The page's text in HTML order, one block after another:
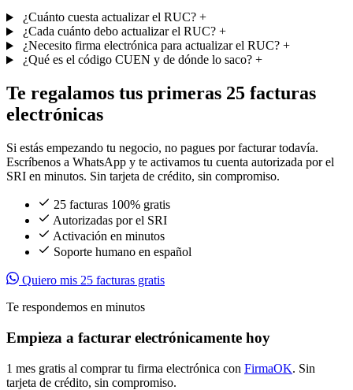
¿Cuánto cuesta actualizar el RUC? +
¿Cada cuánto debo actualizar el RUC? +
¿Necesito firma electrónica para actualizar el RUC? +
¿Qué es el código CUEN y de dónde lo saco? +
Te regalamos tus primeras 25 facturas
electrónicas
Si estás empezando tu negocio, no pagues por facturar todavía.
Escríbenos a WhatsApp y te activamos tu cuenta autorizada por el
SRI en minutos. Sin tarjeta de crédito, sin compromiso.
25 facturas 100% gratis
Autorizadas por el SRI
Activación en minutos
Soporte humano en español
Quiero mis 25 facturas gratis
Te respondemos en minutos
Empieza a facturar electrónicamente hoy
1 mes gratis al comprar tu firma electrónica con FirmaOK. Sin
tarjeta de crédito, sin compromiso.